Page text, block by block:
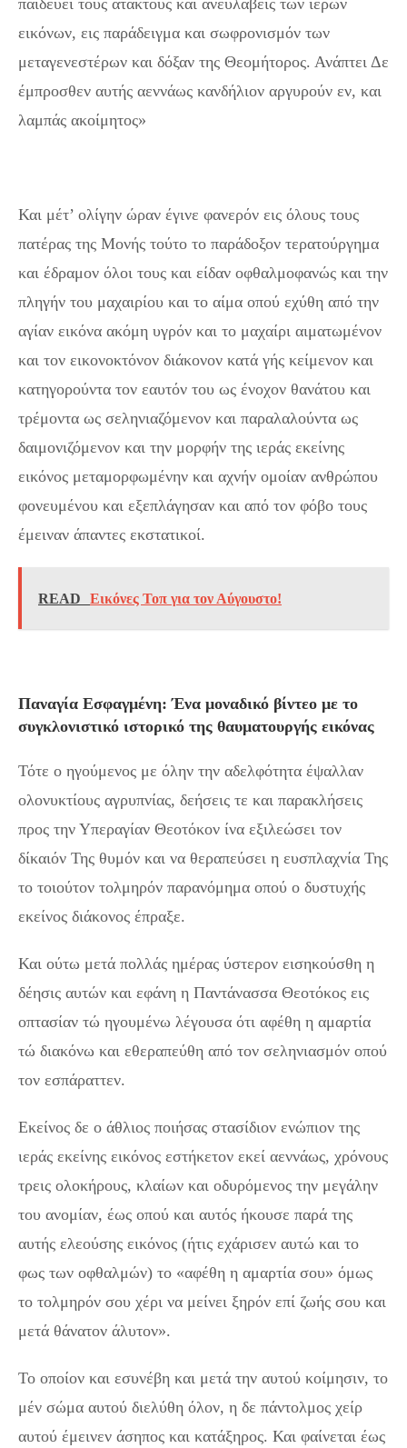
εικόνων, εις παράδειγμα και σωφρονισμόν των
μεταγενεστέρων και δόξαν της Θεομήτορος. Ανάπτει Δε
έμπροσθεν αυτής αεννάως κανδήλιον αργυρούν εν, και
λαμπάς ακοίμητος»
Και μέτ’ ολίγην ώραν έγινε φανερόν εις όλους τους
πατέρας της Μονής τούτο το παράδοξον τερατούργημα
και έδραμον όλοι τους και είδαν οφθαλμοφανώς και την
πληγήν του μαχαιρίου και το αίμα οπού εχύθη από την
αγίαν εικόνα ακόμη υγρόν και το μαχαίρι αιματωμένον
και τον εικονοκτόνον διάκονον κατά γής κείμενον και
κατηγορούντα τον εαυτόν του ως ένοχον θανάτου και
τρέμοντα ως σεληνιαζόμενον και παραλαλούντα ως
δαιμονιζόμενον και την μορφήν της ιεράς εκείνης
εικόνος μεταμορφωμένην και αχνήν ομοίαν ανθρώπου
φονευμένου και εξεπλάγησαν και από τον φόβο τους
έμειναν άπαντες εκστατικοί.
READ Εικόνες Τοπ για τον Αύγουστο!
Παναγία Εσφαγμένη: Ένα μοναδικό βίντεο με το
συγκλονιστικό ιστορικό της θαυματουργής εικόνας
Τότε ο ηγούμενος με όλην την αδελφότητα έψαλλαν
ολονυκτίους αγρυπνίας, δεήσεις τε και παρακλήσεις
προς την Υπεραγίαν Θεοτόκον ίνα εξιλεώσει τον
δίκαιόν Της θυμόν και να θεραπεύσει η ευσπλαχνία Της
το τοιούτον τολμηρόν παρανόμημα οπού ο δυστυχής
εκείνος διάκονος έπραξε.
Και ούτω μετά πολλάς ημέρας ύστερον εισηκούσθη η
δέησις αυτών και εφάνη η Παντάνασσα Θεοτόκος εις
οπτασίαν τώ ηγουμένω λέγουσα ότι αφέθη η αμαρτία
τώ διακόνω και εθεραπεύθη από τον σεληνιασμόν οπού
τον εσπάραττεν.
Εκείνος δε ο άθλιος ποιήσας στασίδιον ενώπιον της
ιεράς εκείνης εικόνος εστήκετον εκεί αεννάως, χρόνους
τρεις ολοκήρους, κλαίων και οδυρόμενος την μεγάλην
του ανομίαν, έως οπού και αυτός ήκουσε παρά της
αυτής ελεούσης εικόνος (ήτις εχάρισεν αυτώ και το
φως των οφθαλμών) το «αφέθη η αμαρτία σου» όμως
το τολμηρόν σου χέρι να μείνει ξηρόν επί ζωής σου και
μετά θάνατον άλυτον».
Το οποίον και εσυνέβη και μετά την αυτού κοίμησιν, το
μέν σώμα αυτού διελύθη όλον, η δε πάντολμος χείρ
αυτού έμεινεν άσηπος και κατάξηρος. Και φαίνεται έως